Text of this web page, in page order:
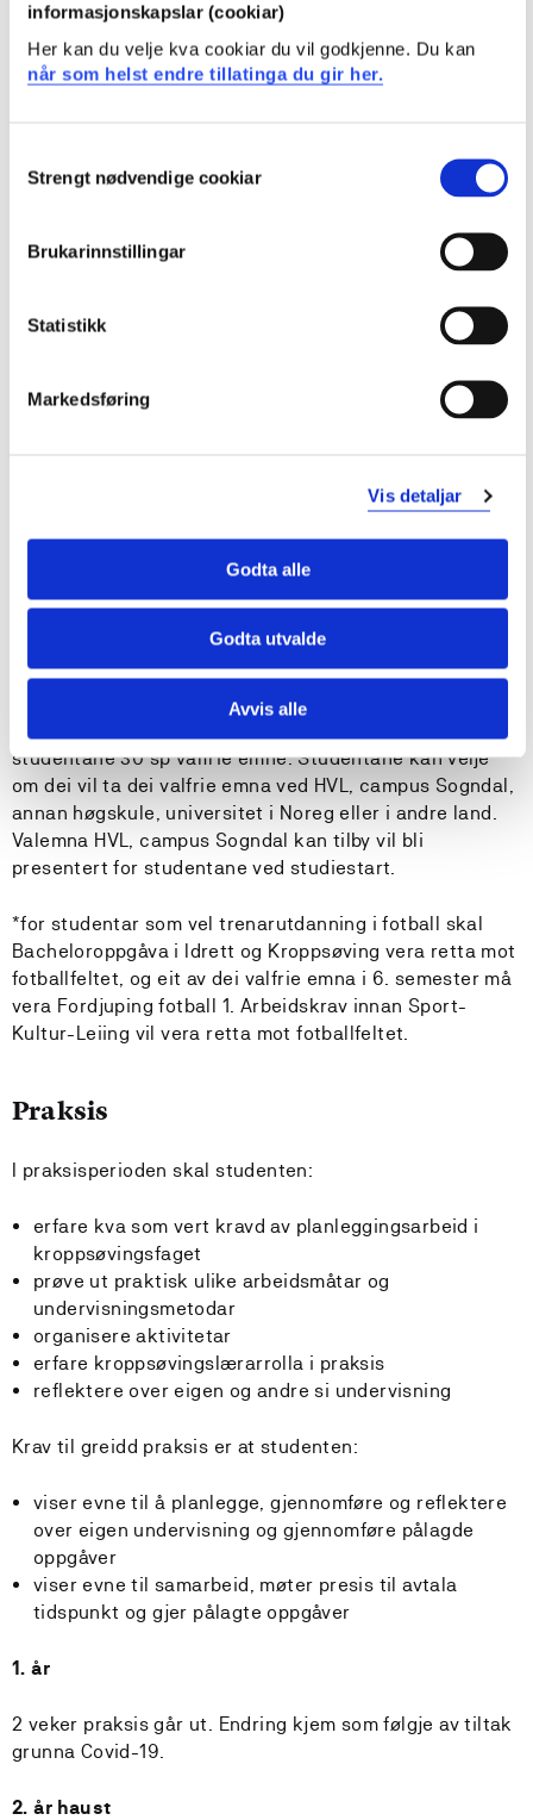
informasjonskapslar (cookiar)
Her kan du velje kva cookiar du vil godkjenne. Du kan
når som helst endre tillatinga du gir her.
Selection
Strengt nødvendige cookiar
Brukarinnstillingar
Statistikk
Markedsføring
Vis detaljar
Godta alle
Godta utvalde
Avvis alle
- Treningslære, 15 sp
- Aktivitetsfag, 15 sp
- Idrettsfordjupning, 15 sp
*for studentar som vel trenarutdanning i fotball vil
- Bacheloroppgåve (15 sp)
- Sport - kultur - leiing (15 sp)
I vårsemesteret i 3. studieår (6. semester) vel
studentane 30 sp valfrie emne. Studentane kan velje
om dei vil ta dei valfrie emna ved HVL, campus Sogndal,
annan høgskule, universitet i Noreg eller i andre land.
Valemna HVL, campus Sogndal kan tilby vil bli
presentert for studentane ved studiestart.
*for studentar som vel trenarutdanning i fotball skal
Bacheloroppgåva i Idrett og Kroppsøving vera retta mot
fotballfeltet, og eit av dei valfrie emna i 6. semester må
vera Fordjuping fotball 1. Arbeidskrav innan Sport-
Kultur-Leiing vil vera retta mot fotballfeltet.
Praksis
I praksisperioden skal studenten:
erfare kva som vert kravd av planleggingsarbeid i
kroppsøvingsfaget
prøve ut praktisk ulike arbeidsmåtar og
undervisningsmetodar
organisere aktivitetar
erfare kroppsøvingslærarrolla i praksis
reflektere over eigen og andre si undervisning
Krav til greidd praksis er at studenten:
viser evne til å planlegge, gjennomføre og reflektere
over eigen undervisning og gjennomføre pålagde
oppgåver
viser evne til samarbeid, møter presis til avtala
tidspunkt og gjer pålagte oppgåver
1. år
2 veker praksis går ut. Endring kjem som følgje av tiltak
grunna Covid-19.
2. år haust